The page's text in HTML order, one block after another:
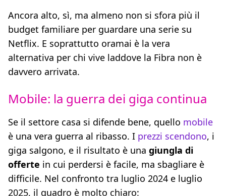
Ancora alto, sì, ma almeno non si sfora più il
budget familiare per guardare una serie su
Netflix. E soprattutto oramai è la vera
alternativa per chi vive laddove la Fibra non è
davvero arrivata.
Mobile: la guerra dei giga continua
Se il settore casa si difende bene, quello mobile
è una vera guerra al ribasso. I prezzi scendono, i
giga salgono, e il risultato è una giungla di
offerte in cui perdersi è facile, ma sbagliare è
difficile. Nel confronto tra luglio 2024 e luglio
2025, il quadro è molto chiaro: